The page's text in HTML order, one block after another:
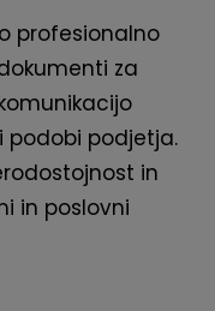
profesionalno
za
podobi podjetja.
in
in poslovni